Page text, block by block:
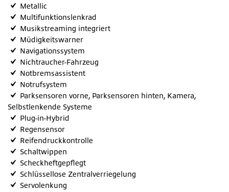
Metallic
Multifunktionslenkrad
Musikstreaming integriert
Müdigkeitswarner
Navigationssystem
Nichtraucher-Fahrzeug
Notbremsassistent
Notrufsystem
Parksensoren vorne, Parksensoren hinten, Kamera,
Selbstlenkende Systeme
Plug-in-Hybrid
Regensensor
Reifendruckkontrolle
Schaltwippen
Scheckheftgepflegt
Schlüssellose Zentralverriegelung
Servolenkung